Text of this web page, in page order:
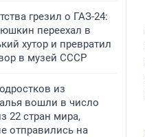
грезил о ГАЗ-24:
переехал в
хутор и превратил
в музей СССР
из
вошли в число
22 стран мира,
отправились на